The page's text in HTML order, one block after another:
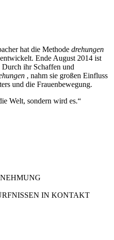
hat die Methode drehungen
Ende August 2014 ist
ihr Schaffen und
, nahm sie großen Einfluss
und die Frauenbewegung.
Welt, sondern wird es.“
IN KONTAKT